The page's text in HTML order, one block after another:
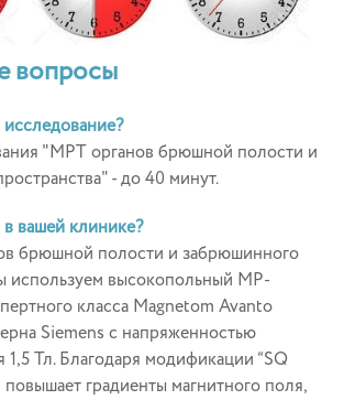
вопросы
"МРТ органов брюшной полости и
- до 40 минут.
вашей клинике?
брюшной полости и забрюшинного
используем высокопольный МР-
класса Magnetom Avanto
Siemens с напряженностью
1,5 Тл. Благодаря модификации “SQ
повышает градиенты магнитного поля,